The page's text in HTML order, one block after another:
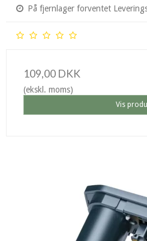
På fjernlager forventet
109,00 DKK
(ekskl. moms)
Vis